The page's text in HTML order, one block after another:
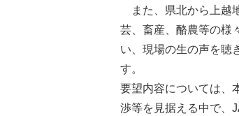
また、県北から上越
芸、畜産、酪農等の様
い、現場の生の声を聴
す。
要望内容については、
渉等を見据える中で、